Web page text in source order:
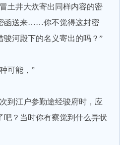
井大炊寄出同样内容的密
函送来……你不觉得这封密
骏河殿下的名义寄出的吗？”
可能，”
江户参勤途经骏府时，应
吧？当时你有察觉到什么异状